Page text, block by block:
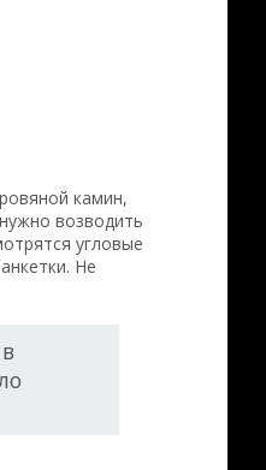
камин,
возводить
угловые
Не